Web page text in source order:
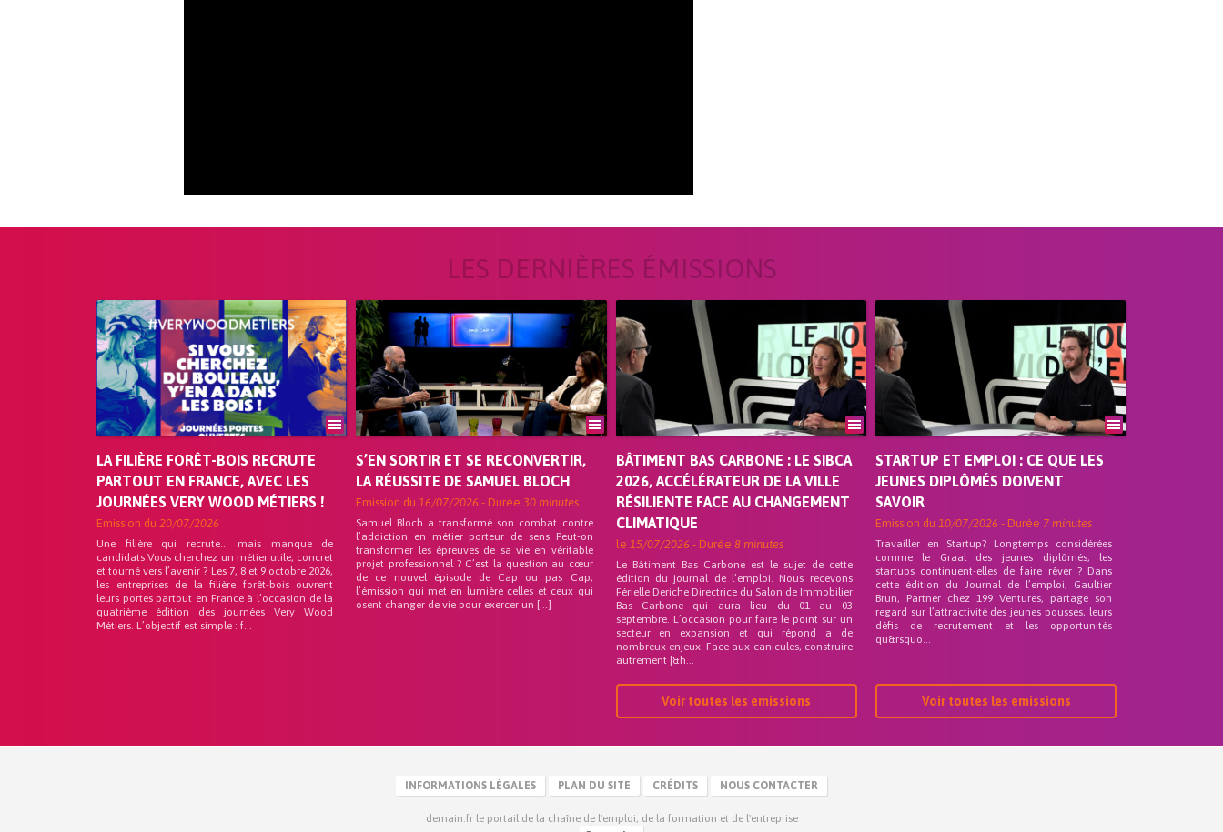
LES DERNIÈRES ÉMISSIONS
LA FILIÈRE FORÊT-BOIS RECRUTE
PARTOUT EN FRANCE, AVEC LES
JOURNÉES VERY WOOD MÉTIERS !
Emission du 20/07/2026
Une filière qui recrute… mais manque de
candidats Vous cherchez un métier utile, concret
et tourné vers l’avenir ? Les 7, 8 et 9 octobre 2026,
les entreprises de la filière forêt-bois ouvrent
leurs portes partout en France à l’occasion de la
quatrième édition des journées Very Wood
Métiers. L’objectif est simple : f...
S’EN SORTIR ET SE RECONVERTIR,
LA RÉUSSITE DE SAMUEL BLOCH
Emission du16/07/2026 - Durée30 minutes
Samuel Bloch a transformé son combat contre
l’addiction en métier porteur de sens Peut-on
transformer les épreuves de sa vie en véritable
projet professionnel ? C’est la question au cœur
de ce nouvel épisode de Cap ou pas Cap,
l’émission qui met en lumière celles et ceux qui
osent changer de vie pour exercer un […]
BÂTIMENT BAS CARBONE : LE SIBCA
2026, ACCÉLÉRATEUR DE LA VILLE
RÉSILIENTE FACE AU CHANGEMENT
CLIMATIQUE
le 15/07/2026 - Durée 8 minutes
Le Bâtiment Bas Carbone est le sujet de cette
édition du journal de l’emploi. Nous recevons
Férielle Deriche Directrice du Salon de Immobilier
Bas Carbone qui aura lieu du 01 au 03
septembre. L’occasion pour faire le point sur un
secteur en expansion et qui répond a de
nombreux enjeux. Face aux canicules, construire
autrement [&h...
Voir toutes les emissions
STARTUP ET EMPLOI : CE QUE LES
JEUNES DIPLÔMÉS DOIVENT
SAVOIR
Emission du 10/07/2026 - Durée 7 minutes
Travailler en Startup? Longtemps considérées
comme le Graal des jeunes diplômés, les
startups continuent-elles de faire rêver ? Dans
cette édition du Journal de l’emploi, Gaultier
Brun, Partner chez 199 Ventures, partage son
regard sur l’attractivité des jeunes pousses, leurs
défis de recrutement et les opportunités
qu&rsquo...
Voir toutes les emissions
INFORMATIONS LÉGALES PLAN DU SITE CRÉDITS NOUS CONTACTER
demain.fr le portail de la chaîne de l'emploi, de la formation et de l'entreprise